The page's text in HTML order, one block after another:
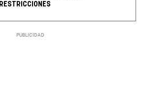
RESTRICCIONES